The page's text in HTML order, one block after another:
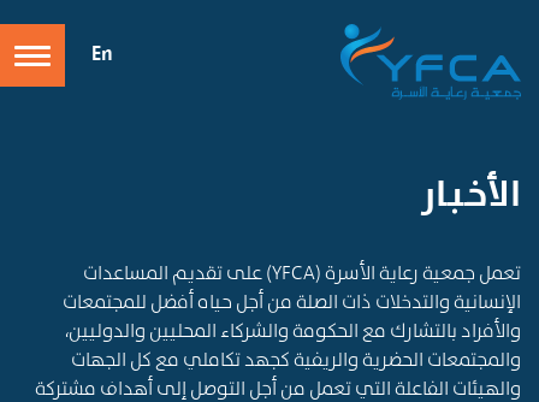
En
الأخـبـار
تعمل جمعية رعاية الأسرة (YFCA) على تقديم المساعدات
الإنسانية والتدخلات ذات الصلة من أجل حياه أفضل للمجتمعات
والأفراد بالتشارك مع الحكومة والشركاء المحليين والدوليين،
والمجتمعات الحضرية والريفية كجهد تكاملي مع كل الجهات
والهيئات الفاعلة التي تعمل من أجل التوصل إلى أهداف مشتركة